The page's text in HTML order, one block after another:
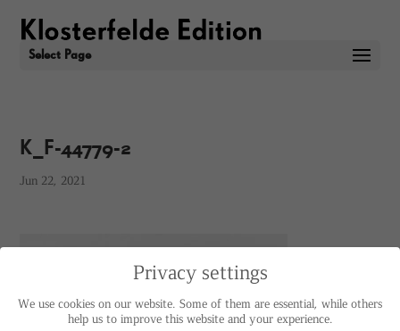
Select Page
K_F-44779-2
Jun 22, 2021
Privacy settings
We use cookies on our website. Some of them are essential, while others
help us to improve this website and your experience.